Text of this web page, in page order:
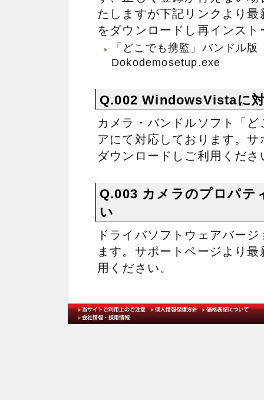
たしますが下記リンクより
をダウンロードし再インス
「どこでも携監」バンドル
Dokodemosetup.exe
Q.002 WindowsVistaに
カメラ・バンドルソフト「
アにて対応しております。
ダウンロードしご利用くださ
Q.003 カメラのプロパテ
い
ドライバソフトウェアバー
ます。サポートページより
用ください。